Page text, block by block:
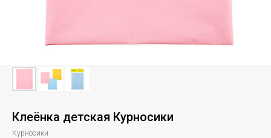
Клеёнка детская Курносики
Курносики